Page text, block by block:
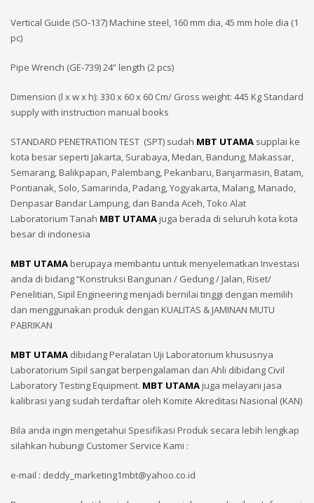
Vertical Guide (SO-137) Machine steel, 160 mm dia, 45 mm hole dia (1
pc)
Pipe Wrench (GE-739) 24” length (2 pcs)
Dimension (l x w x h): 330 x 60 x 60 Cm/ Gross weight: 445 Kg Standard
supply with instruction manual books
STANDARD PENETRATION TEST (SPT) sudah MBT UTAMA supplai ke
kota besar seperti Jakarta, Surabaya, Medan, Bandung, Makassar,
Semarang, Balikpapan, Palembang, Pekanbaru, Banjarmasin, Batam,
Pontianak, Solo, Samarinda, Padang, Yogyakarta, Malang, Manado,
Denpasar Bandar Lampung, dan Banda Aceh, Toko Alat
Laboratorium Tanah MBT UTAMAjuga berada di seluruh kota kota
besar di indonesia
MBT UTAMAberupaya membantu untuk menyelematkan Investasi
anda di bidang “Konstruksi Bangunan / Gedung / Jalan, Riset/
Penelitian, Sipil Engineering menjadi bernilai tinggi dengan memilih
dan menggunakan produk dengan KUALITAS & JAMINAN MUTU
PABRIKAN
MBT UTAMA dibidang Peralatan Uji Laboratorium khususnya
Laboratorium Sipil sangat berpengalaman dan Ahli dibidang Civil
Laboratory Testing Equipment. MBT UTAMAjuga melayani jasa
kalibrasi yang sudah terdaftar oleh Komite Akreditasi Nasional (KAN)
Bila anda ingin mengetahui Spesifikasi Produk secara lebih lengkap
silahkan hubungi Customer Service Kami :
e-mail : deddy_marketing1mbt@yahoo.co.id